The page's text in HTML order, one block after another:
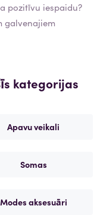
pozitīvu iespaidu?
galvenajiem
kategorijas
Apavu veikali
Somas
Modes aksesuāri